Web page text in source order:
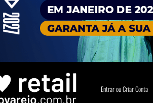
Entrar ou Criar Conta